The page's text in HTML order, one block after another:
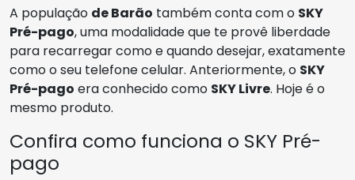
A população de Barão também conta com o SKY
Pré-pago, uma modalidade que te provê liberdade
para recarregar como e quando desejar, exatamente
como o seu telefone celular. Anteriormente, o SKY
Pré-pago era conhecido como SKY Livre. Hoje é o
mesmo produto.
Confira como funciona o SKY Pré-
pago